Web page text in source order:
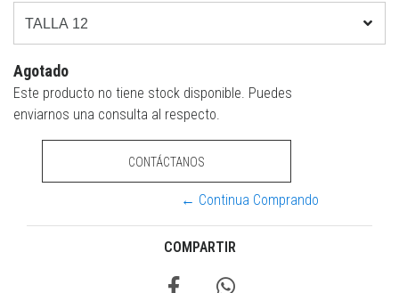
Agotado
Este producto no tiene stock disponible. Puedes
enviarnos una consulta al respecto.
CONTÁCTANOS
← Continua Comprando
COMPARTIR